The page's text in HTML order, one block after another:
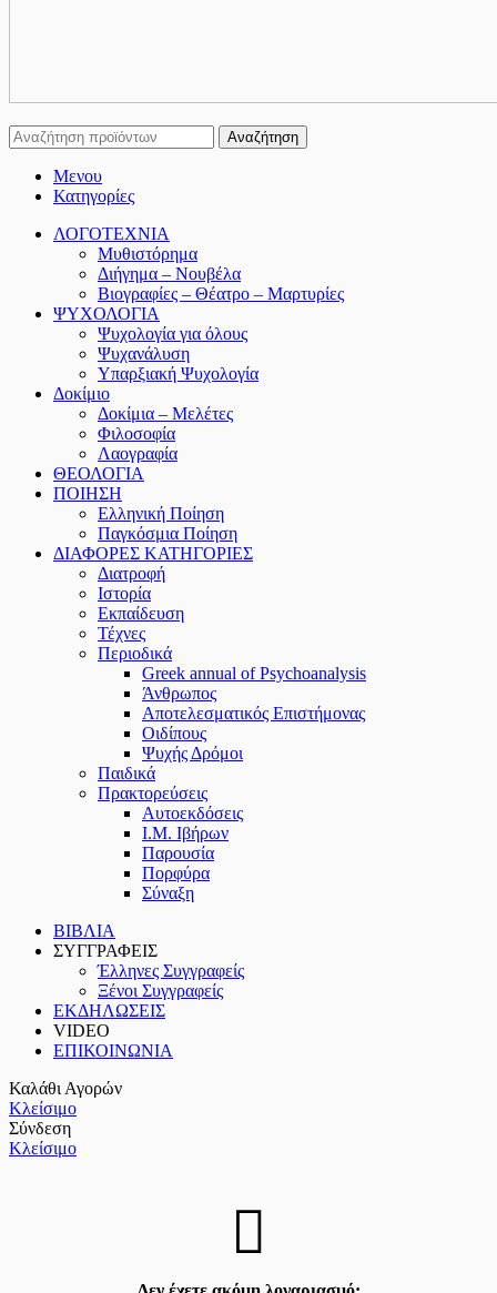
Αναζήτηση
Μενου
Κατηγορίες
ΛΟΓΟΤΕΧΝΙΑ
Μυθιστόρημα
Διήγημα – Νουβέλα
Βιογραφίες – Θέατρο – Μαρτυρίες
ΨΥΧΟΛΟΓΙΑ
Ψυχολογία για όλους
Ψυχανάλυση
Υπαρξιακή Ψυχολογία
Δοκίμιο
Δοκίμια – Μελέτες
Φιλοσοφία
Λαογραφία
ΘΕΟΛΟΓΙΑ
ΠΟΙΗΣΗ
Ελληνική Ποίηση
Παγκόσμια Ποίηση
ΔΙΑΦΟΡΕΣ ΚΑΤΗΓΟΡΙΕΣ
Διατροφή
Ιστορία
Εκπαίδευση
Τέχνες
Περιοδικά
Greek annual of Psychoanalysis
Άνθρωπος
Αποτελεσματικός Επιστήμονας
Οιδίπους
Ψυχής Δρόμοι
Παιδικά
Πρακτoρεύσεις
Αυτοεκδόσεις
Ι.Μ. Ιβήρων
Παρουσία
Πορφύρα
Σύναξη
ΒΙΒΛΙΑ
ΣΥΓΓΡΑΦΕΙΣ
Έλληνες Συγγραφείς
Ξένοι Συγγραφείς
ΕΚΔΗΛΩΣΕΙΣ
VIDEO
ΕΠΙΚΟΙΝΩΝΙΑ
Καλάθι Αγορών
Κλείσιμο
Σύνδεση
Κλείσιμο